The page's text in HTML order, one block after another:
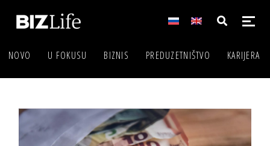
NOVO U FOKUSU BIZNIS PREDUZETNIŠTVO KARIJERA